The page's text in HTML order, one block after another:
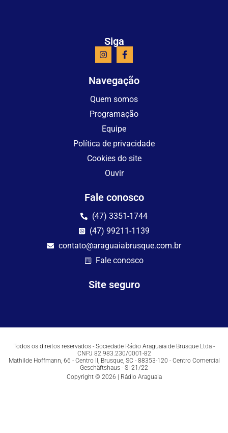
Siga
Navegação
Quem somos
Programação
Equipe
Política de privacidade
Cookies do site
Ouvir
Fale conosco
(47) 3351-1744
(47) 99211-1139
contato@araguaiabrusque.com.br
Fale conosco
Site seguro
Todos os direitos reservados - Sociedade Rádio Araguaia de Brusque Ltda -
CNPJ 82.983.230/0001-82
Mathilde Hoffmann, 66 - Centro II, Brusque, SC - 88353-120 - Centro Comercial
Geschäftshaus - Sl 21/22
Copyright © 2026 | Rádio Araguaia